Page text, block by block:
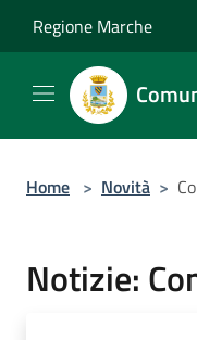
Regione Marche
Home > Novità >
Notizie: